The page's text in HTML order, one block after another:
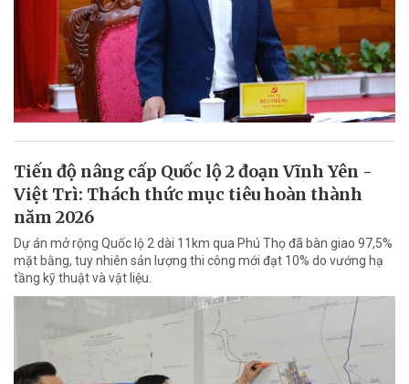
Tiến độ nâng cấp Quốc lộ 2 đoạn Vĩnh Yên -
Việt Trì: Thách thức mục tiêu hoàn thành
năm 2026
Dự án mở rộng Quốc lộ 2 dài 11km qua Phú Thọ đã bàn giao 97,5%
mặt bằng, tuy nhiên sản lượng thi công mới đạt 10% do vướng hạ
tầng kỹ thuật và vật liệu.